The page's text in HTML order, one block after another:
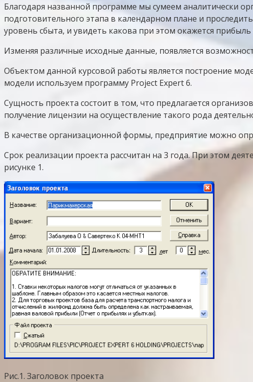
Благодаря названной программе мы сумеем аналитически
подготовительного этапа в календарном плане и
уровень сбыта, и увидеть какова при этом окажется
Изменяя различные исходные данные, появляется
Объектом данной курсовой работы является построение
модели используем программу Project Expert 6.
Сущность проекта состоит в том, что предлагается
получение лицензии на осуществление такого рода
В качестве организационной формы, предприятие можно
Срок реализации проекта рассчитан на 3 года. При этом
рисунке 1.
Рис.1. Заголовок проекта